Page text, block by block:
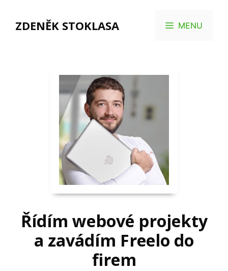
obsahZDENĚK STOKLASA MENU
Řídím webové projekty
a zavádím Freelo do
firem